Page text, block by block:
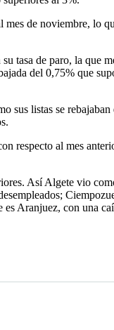
de noviembre, lo
tasa de paro, la que
del 0,75% que
sus listas se
respecto al mes
Así Algete vio
Aranjuez, con una